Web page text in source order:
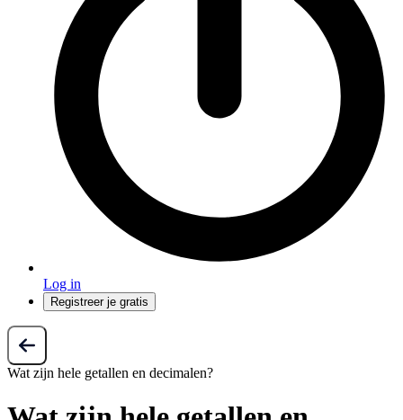
Log in
Registreer je gratis
Wat zijn hele getallen en decimalen?